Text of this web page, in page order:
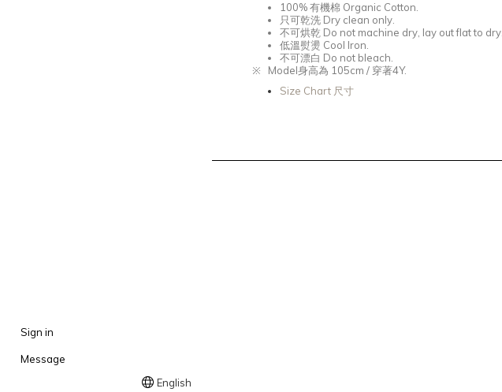
Sign in
Message
English
100%有機棉 Organic Cotton.
只可乾洗 Dry clean only.
不可烘乾 Do not machine dry, lay out flat to dry.
低溫熨燙 Cool Iron.
不可漂白 Do not bleach.
※ Model身高為 105cm / 穿著4Y.
Size Chart 尺寸